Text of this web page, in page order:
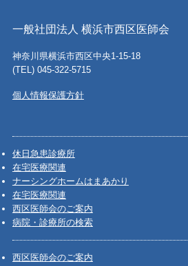
一般社団法人 横浜市西区医師会
神奈川県横浜市西区中央1-15-18
(TEL) 045-322-5715
個人情報保護方針
休日急患診療所
在宅医療関連
ナーシングホームはまあかり
在宅医療関連
西区医師会のご案内
病院・診療所の検索
西区医師会のご案内